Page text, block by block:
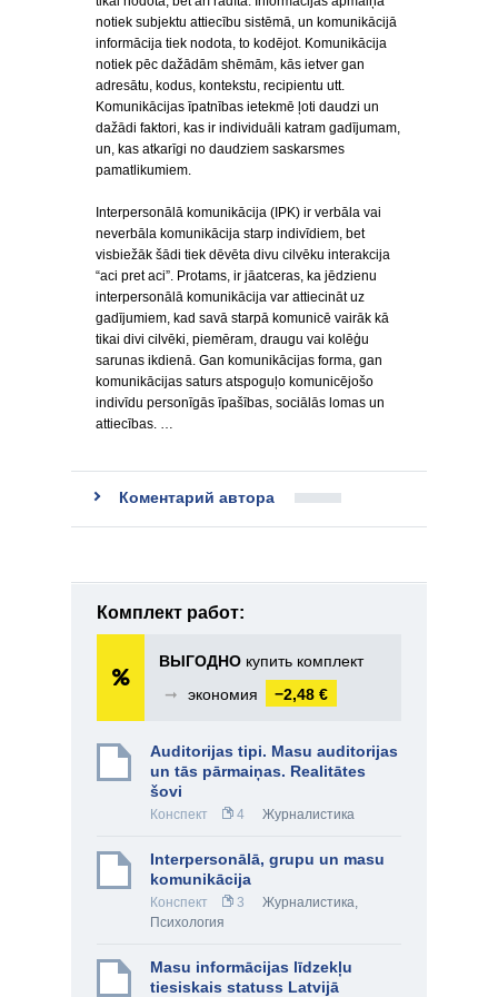
notiek subjektu attiecību sistēmā, un komunikācijā
informācija tiek nodota, to kodējot. Komunikācija
notiek pēc dažādām shēmām, kās ietver gan
adresātu, kodus, kontekstu, recipientu utt.
Komunikācijas īpatnības ietekmē ļoti daudzi un
dažādi faktori, kas ir individuāli katram gadījumam,
un, kas atkarīgi no daudziem saskarsmes
pamatlikumiem.
Interpersonālā komunikācija (IPK) ir verbāla vai
neverbāla komunikācija starp indivīdiem, bet
visbiežāk šādi tiek dēvēta divu cilvēku interakcija
“aci pret aci”. Protams, ir jāatceras, ka jēdzienu
interpersonālā komunikācija var attiecināt uz
gadījumiem, kad savā starpā komunicē vairāk kā
tikai divi cilvēki, piemēram, draugu vai kolēģu
sarunas ikdienā. Gan komunikācijas forma, gan
komunikācijas saturs atspoguļo komunicējošo
indivīdu personīgās īpašības, sociālās lomas un
attiecības. …
Коментарий автора
Комплект работ:
ВЫГОДНО купить комплект
➞
экономия −2,48 €
Auditorijas tipi. Masu auditorijas
un tās pārmaiņas. Realitātes
šovi
Конспект 4 Журналистика
Interpersonālā, grupu un masu
komunikācija
Конспект 3 Журналистика,
Психология
Masu informācijas līdzekļu
tiesiskais statuss Latvijā